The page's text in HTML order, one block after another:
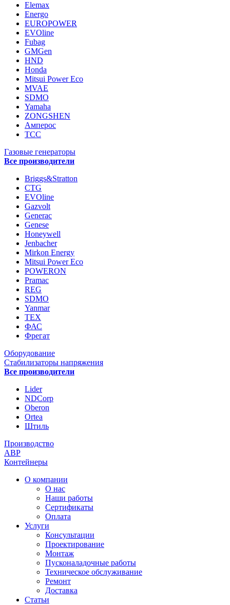
Elemax
Energo
EUROPOWER
EVOline
Fubag
GMGen
HND
Honda
Mitsui Power Eco
MVAE
SDMO
Yamaha
ZONGSHEN
Амперос
ТСС
Газовые генераторы
Все производители
Briggs&Stratton
CTG
EVOline
Gazvolt
Generac
Genese
Honeywell
Jenbacher
Mirkon Energy
Mitsui Power Eco
POWERON
Pramac
REG
SDMO
Yanmar
ТЕХ
ФАС
Фрегат
Оборудование
Стабилизаторы напряжения
Все производители
Lider
NDCorp
Oberon
Ortea
Штиль
Производство
АВР
Контейнеры
О компании
О нас
Наши работы
Сертификаты
Оплата
Услуги
Консультации
Проектирование
Монтаж
Пусконаладочные работы
Техническое обслуживание
Ремонт
Доставка
Статьи